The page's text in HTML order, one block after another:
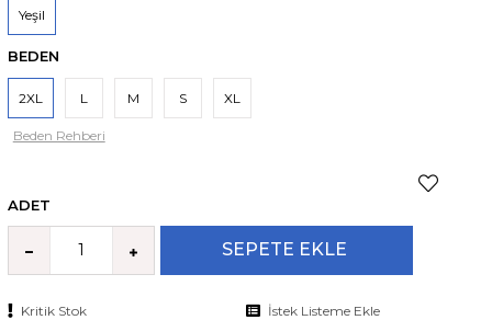
Yeşil
BEDEN
2XL L M S XL
Beden Rehberi
ADET
Kritik Stok İstek Listeme Ekle